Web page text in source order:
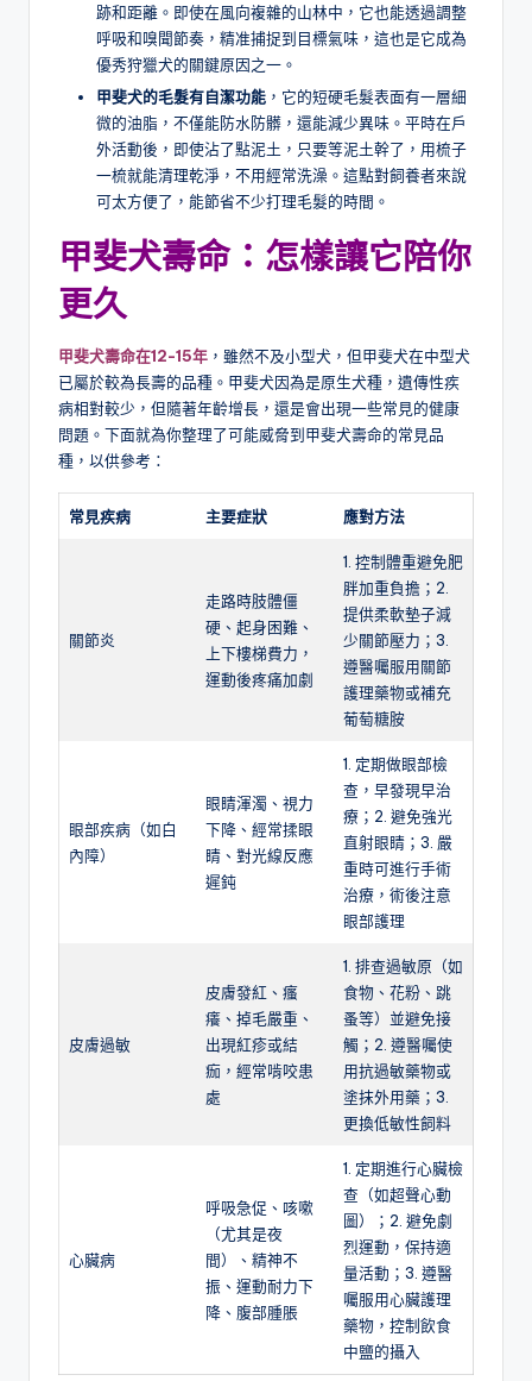
跡和距離。即使在風向複雜的山林中，它也能透過調整
呼吸和嗅聞節奏，精准捕捉到目標氣味，這也是它成為
優秀狩獵犬的關鍵原因之一。
甲斐犬的毛髮有自潔功能 ，它的短硬毛髮表面有一層細
微的油脂，不僅能防水防髒，還能減少異味。平時在戶
外活動後，即使沾了點泥土，只要等泥土幹了，用梳子
一梳就能清理乾淨，不用經常洗澡。這點對飼養者來說
可太方便了，能節省不少打理毛髮的時間。
甲斐犬壽命：怎樣讓它陪你
更久
甲斐犬壽命在12-15年 ，雖然不及小型犬，但甲斐犬在中型犬
已屬於較為長壽的品種。甲斐犬因為是原生犬種，遺傳性疾
病相對較少，但隨著年齡增長，還是會出現一些常見的健康
問題。下面就為你整理了可能威脅到甲斐犬壽命的常見品
種，以供參考：
常見疾病 主要症狀 應對方法
關節炎
走路時肢體僵
硬、起身困難、
上下樓梯費力，
運動後疼痛加劇
1. 控制體重避免肥
胖加重負擔；2.
提供柔軟墊子減
少關節壓力；3.
遵醫囑服用關節
護理藥物或補充
葡萄糖胺
眼部疾病（如白
內障）
眼睛渾濁、視力
下降、經常揉眼
睛、對光線反應
遲鈍
1. 定期做眼部檢
查，早發現早治
療；2. 避免強光
直射眼睛；3. 嚴
重時可進行手術
治療，術後注意
眼部護理
皮膚過敏
皮膚發紅、瘙
癢、掉毛嚴重、
出現紅疹或結
痂，經常啃咬患
處
1. 排查過敏原（如
食物、花粉、跳
蚤等）並避免接
觸；2. 遵醫囑使
用抗過敏藥物或
塗抹外用藥；3.
更換低敏性飼料
心臟病
呼吸急促、咳嗽
（尤其是夜
間）、精神不
振、運動耐力下
降、腹部腫脹
1. 定期進行心臟檢
查（如超聲心動
圖）；2. 避免劇
烈運動，保持適
量活動；3. 遵醫
囑服用心臟護理
藥物，控制飲食
中鹽的攝入